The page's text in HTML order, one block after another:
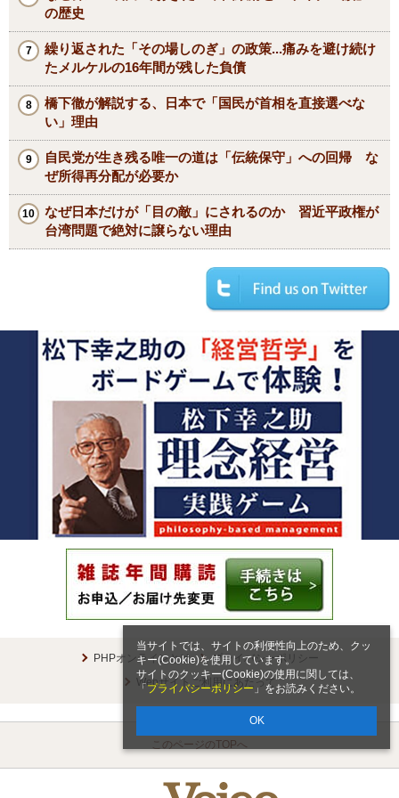
当サイトでは、サイトの利便性向上のため、クッ
キー(Cookie)を使用しています。
サイトのクッキー(Cookie)の使用に関しては、
「 プライバシーポリシー 」をお読みください。
OK
の歴史
繰り返された「その場しのぎ」の政策...痛みを避け続け
たメルケルの16年間が残した負債
橋下徹が解説する、日本で「国民が首相を直接選べな
い」理由
自民党が生き残る唯一の道は「伝統保守」への回帰 な
ぜ所得再分配が必要か
なぜ日本だけが「目の敵」にされるのか 習近平政権が
台湾問題で絶対に譲らない理由
PHPオンラインとは
プライバシーポリシー
Webサイトご利用にあたって
このページのTOPへ